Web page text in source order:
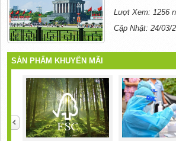
Lượt Xem: 1256
Cập Nhật: 24/03/
SẢN PHẨM KHUYẾN MÃI